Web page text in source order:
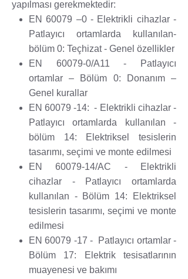
yapılması gerekmektedir:
EN 60079 –0 - Elektrikli cihazlar -
Patlayıcı ortamlarda kullanılan-
bölüm 0: Teçhizat - Genel özellikler
EN 60079-0/A11 - Patlayıcı
ortamlar – Bölüm 0: Donanım –
Genel kurallar
EN 60079 -14: - Elektrikli cihazlar -
Patlayıcı ortamlarda kullanılan -
bölüm 14: Elektriksel tesislerin
tasarımı, seçimi ve monte edilmesi
EN 60079-14/AC - Elektrikli
cihazlar - Patlayıcı ortamlarda
kullanılan - Bölüm 14: Elektriksel
tesislerin tasarımı, seçimi ve monte
edilmesi
EN 60079 -17 - Patlayıcı ortamlar -
Bölüm 17: Elektrik tesisatlarının
muayenesi ve bakımı